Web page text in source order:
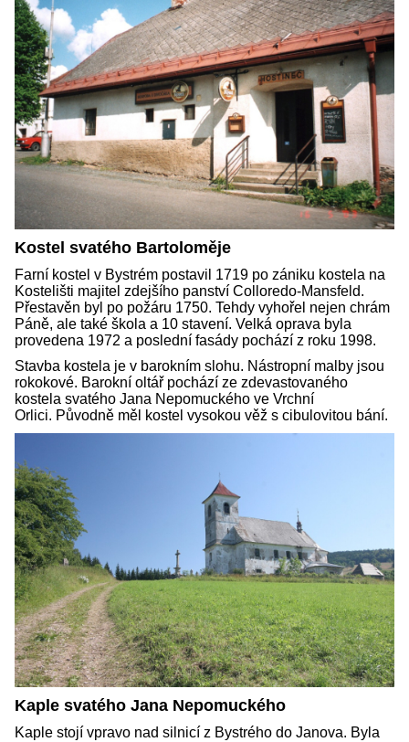
Kostel svatého Bartoloměje
Farní kostel v Bystrém postavil 1719 po zániku kostela na
Kostelišti majitel zdejšího panství Colloredo-Mansfeld.
Přestavěn byl po požáru 1750. Tehdy vyhořel nejen chrám
Páně, ale také škola a 10 stavení. Velká oprava byla
provedena 1972 a poslední fasády pochází z roku 1998.
Stavba kostela je v barokním slohu. Nástropní malby jsou
rokokové. Barokní oltář pochází ze zdevastovaného
kostela svatého Jana Nepomuckého ve Vrchní
Orlici. Původně měl kostel vysokou věž s cibulovitou bání.
Kaple svatého Jana Nepomuckého
Kaple stojí vpravo nad silnicí z Bystrého do Janova. Byla